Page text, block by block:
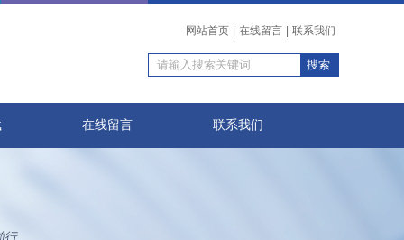
网站首页 在线留言 联系我们
在线留言 联系我们